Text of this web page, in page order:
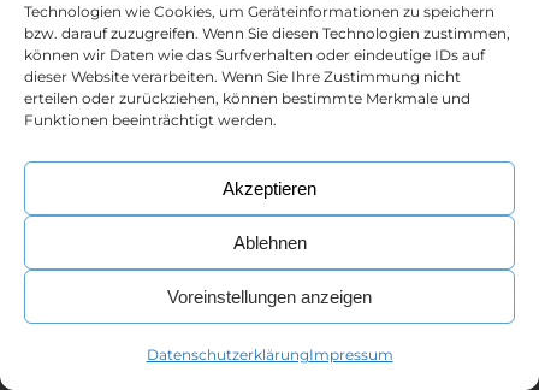
Technologien wie Cookies, um Geräteinformationen zu speichern
bzw. darauf zuzugreifen. Wenn Sie diesen Technologien zustimmen,
können wir Daten wie das Surfverhalten oder eindeutige IDs auf
dieser Website verarbeiten. Wenn Sie Ihre Zustimmung nicht
erteilen oder zurückziehen, können bestimmte Merkmale und
Funktionen beeinträchtigt werden.
Akzeptieren
Ablehnen
Voreinstellungen anzeigen
DatenschutzerklärungImpressum
© Copyright -Network IP Austria
|Datenschutzerklärung